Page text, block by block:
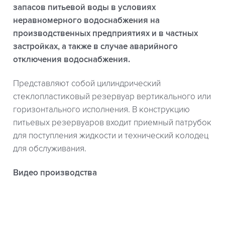
запасов питьевой воды в условиях
неравномерного водоснабжения на
производственных предприятиях и в частных
застройках, а также в случае аварийного
отключения водоснабжения.
Представляют собой цилиндрический
стеклопластиковый резервуар вертикального или
горизонтального исполнения. В конструкцию
питьевых резервуаров входит приемный патрубок
для поступления жидкости и технический колодец
для обслуживания.
Видео производства